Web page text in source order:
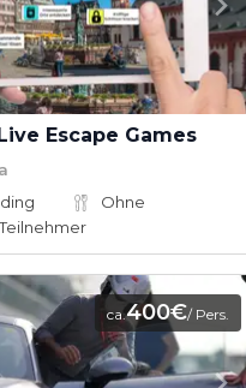
Escape Games
Ohne
ca.400€/ Pers.